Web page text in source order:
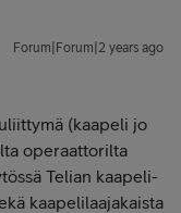
Forum|Forum|2 years ago
(kaapeli jo
operaattorilta
Telian kaapeli-
kaapelilaajakaista